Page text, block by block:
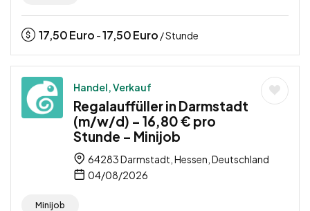
17,50Euro -17,50Euro / Stunde
Handel, Verkauf
Regalauffüller in Darmstadt
(m/w/d) – 16,80 € pro
Stunde – Minijob
64283 Darmstadt, Hessen, Deutschland
04/08/2026
Minijob